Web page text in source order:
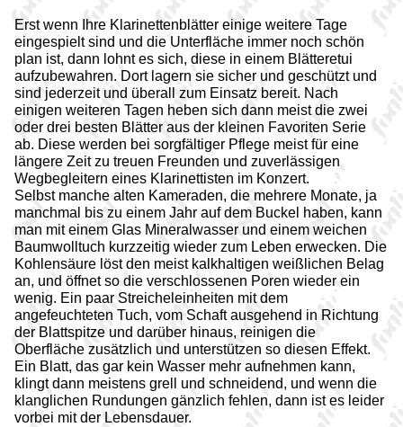
Erst wenn Ihre Klarinettenblätter einige weitere Tage
eingespielt sind und die Unterfläche immer noch schön
plan ist, dann lohnt es sich, diese in einem Blätteretui
aufzubewahren. Dort lagern sie sicher und geschützt und
sind jederzeit und überall zum Einsatz bereit. Nach
einigen weiteren Tagen heben sich dann meist die zwei
oder drei besten Blätter aus der kleinen Favoriten Serie
ab. Diese werden bei sorgfältiger Pflege meist für eine
längere Zeit zu treuen Freunden und zuverlässigen
Wegbegleitern eines Klarinettisten im Konzert.
Selbst manche alten Kameraden, die mehrere Monate, ja
manchmal bis zu einem Jahr auf dem Buckel haben, kann
man mit einem Glas Mineralwasser und einem weichen
Baumwolltuch kurzzeitig wieder zum Leben erwecken. Die
Kohlensäure löst den meist kalkhaltigen weißlichen Belag
an, und öffnet so die verschlossenen Poren wieder ein
wenig. Ein paar Streicheleinheiten mit dem
angefeuchteten Tuch, vom Schaft ausgehend in Richtung
der Blattspitze und darüber hinaus, reinigen die
Oberfläche zusätzlich und unterstützen so diesen Effekt.
Ein Blatt, das gar kein Wasser mehr aufnehmen kann,
klingt dann meistens grell und schneidend, und wenn die
klanglichen Rundungen gänzlich fehlen, dann ist es leider
vorbei mit der Lebensdauer.